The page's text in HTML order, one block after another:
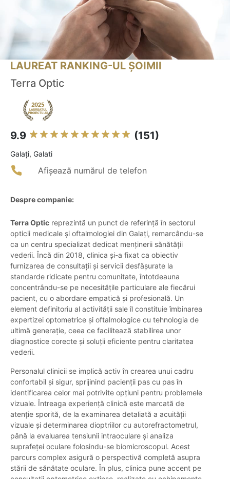
LAUREAT RANKING-UL ȘOIMII
Terra Optic
9.9 (151)
Galaţi, Galati
Afișează numărul de telefon
Despre companie:
Terra Optic reprezintă un punct de referință în sectorul
opticii medicale și oftalmologiei din Galați, remarcându-se
ca un centru specializat dedicat menținerii sănătății
vederii. Încă din 2018, clinica și-a fixat ca obiectiv
furnizarea de consultații și servicii desfășurate la
standarde ridicate pentru comunitate, întotdeauna
concentrându-se pe necesitățile particulare ale fiecărui
pacient, cu o abordare empatică și profesională. Un
element definitoriu al activității sale îl constituie îmbinarea
expertizei optometrice și oftalmologice cu tehnologia de
ultimă generație, ceea ce facilitează stabilirea unor
diagnostice corecte și soluții eficiente pentru claritatea
vederii.
Personalul clinicii se implică activ în crearea unui cadru
confortabil și sigur, sprijinind pacienții pas cu pas în
identificarea celor mai potrivite opțiuni pentru problemele
vizuale. Întreaga experiență clinică este marcată de
atenție sporită, de la examinarea detaliată a acuității
vizuale și determinarea dioptriilor cu autorefractometrul,
până la evaluarea tensiunii intraoculare și analiza
suprafeței oculare folosindu-se biomicroscopul. Acest
parcurs complex asigură o perspectivă completă asupra
stării de sănătate oculare. În plus, clinica pune accent pe